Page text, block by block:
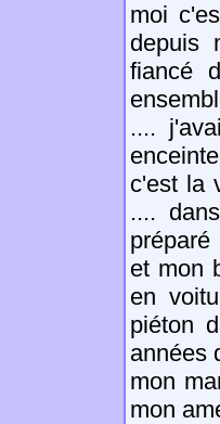
moi
depuis
fiancé
....
c'est la
....
et mon
en
piéton
années
mon
mon